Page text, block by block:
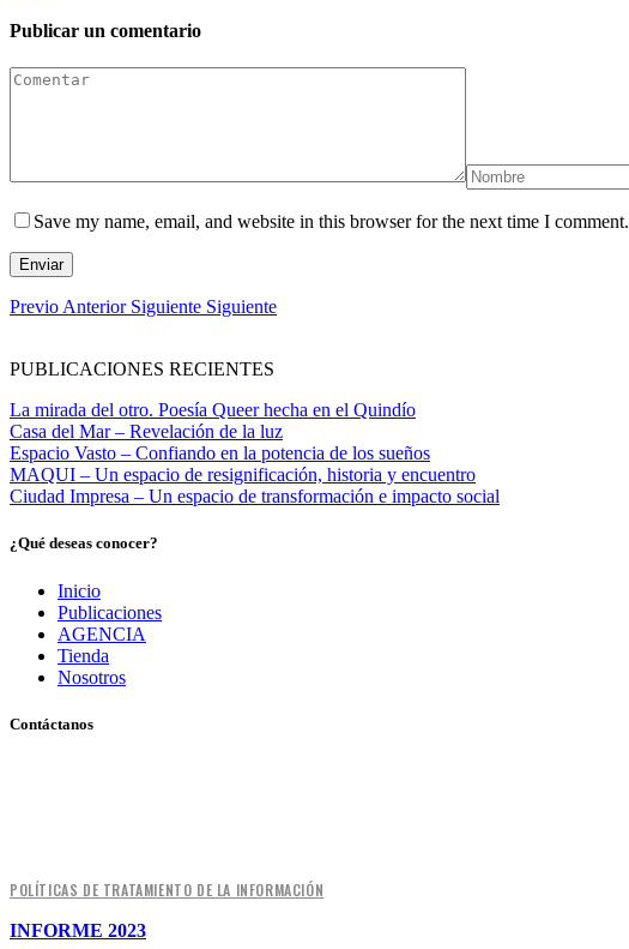
Publicar un comentario
Save my name, email, and website in this browser for the next time I comment.
Enviar
Previo Anterior Siguiente Siguiente
PUBLICACIONES RECIENTES
La mirada del otro. Poesía Queer hecha en el Quindío
Casa del Mar – Revelación de la luz
Espacio Vasto – Confiando en la potencia de los sueños
MAQUI – Un espacio de resignificación, historia y encuentro
Ciudad Impresa – Un espacio de transformación e impacto social
¿Qué deseas conocer?
Inicio
Publicaciones
AGENCIA
Tienda
Nosotros
Contáctanos
POLÍTICAS DE TRATAMIENTO DE LA INFORMACIÓN
INFORME 2023